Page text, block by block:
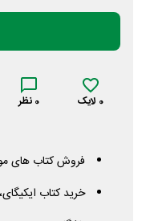
0 لایک 0 نظر
فروش کتاب های
خرید کتاب